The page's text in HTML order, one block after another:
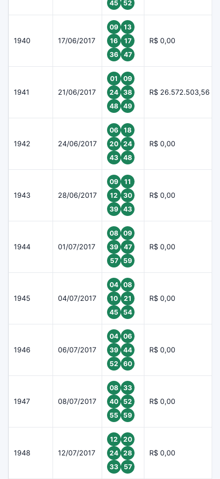
45 52
1940 17/06/2017
09
13
16
17
36
47
R$ 0,00
1941 21/06/2017
01
09
24
38
48
49
R$ 26.572.503,56
1942 24/06/2017
06
18
20
24
43
48
R$ 0,00
1943 28/06/2017
09
11
12
30
39
43
R$ 0,00
1944 01/07/2017
08
09
39
47
57
59
R$ 0,00
1945 04/07/2017
04
08
10
21
45
54
R$ 0,00
1946 06/07/2017
04
06
39
44
52
60
R$ 0,00
1947 08/07/2017
08
33
40
52
55
59
R$ 0,00
1948 12/07/2017
12
20
24
28
33
57
R$ 0,00